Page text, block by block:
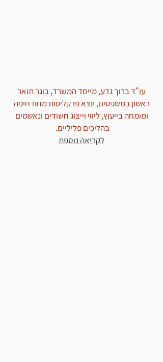
עו"ד ברוך גדע, מייסד המשרד, בוגר תואר
ראשון במשפטים, יוצא פרקליטות מחוז חיפה
ומומחה בייעוץ, ליווי וייצוג חשודים ונאשמים
בהליכים פליליים.
לקריאה נוספת